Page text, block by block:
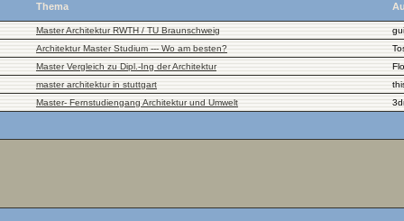
Thema
Master Architektur RWTH / TU Braunschweig
Architektur Master Studium --- Wo am besten?
Master Vergleich zu Dipl.-Ing der Architektur
master architektur in stuttgart
Master- Fernstudiengang Architektur und Umwelt